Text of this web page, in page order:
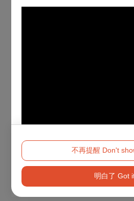
Method 2
不再提醒 Don't
明白了 Got